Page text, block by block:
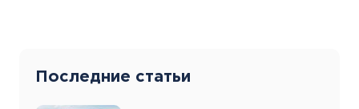
Последние статьи